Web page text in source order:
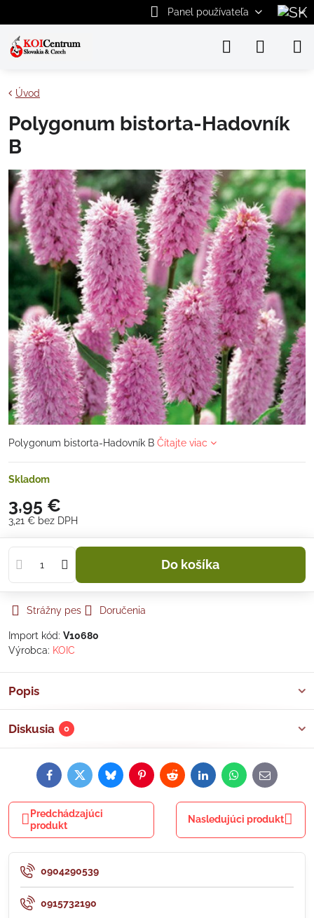
Panel používateľa
Úvod
Polygonum bistorta-Hadovník
B
Polygonum bistorta-Hadovník B Čítajte viac
Skladom
3,95 €
3,21 € bez DPH
Do košíka
Strážny pes Doručenia
Import kód: V10680
Výrobca: KOIC
Popis
Diskusia 0
FacebookTwitterBlueskyPinterestRedditLinkedInWhatsApp
E-
mail
Predchádzajúci
produkt
Nasledujúci produkt
0904290539
0915732190